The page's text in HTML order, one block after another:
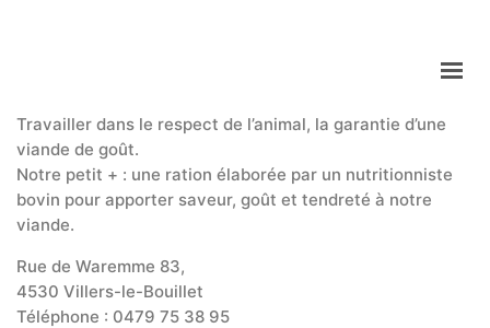
RÉPERTOIRE
Travailler dans le respect de l’animal, la garantie d’une
viande de goût.
Notre petit + : une ration élaborée par un nutritionniste
bovin pour apporter saveur, goût et tendreté à notre
viande.
Rue de Waremme 83,
4530 Villers-le-Bouillet
Téléphone : 0479 75 38 95